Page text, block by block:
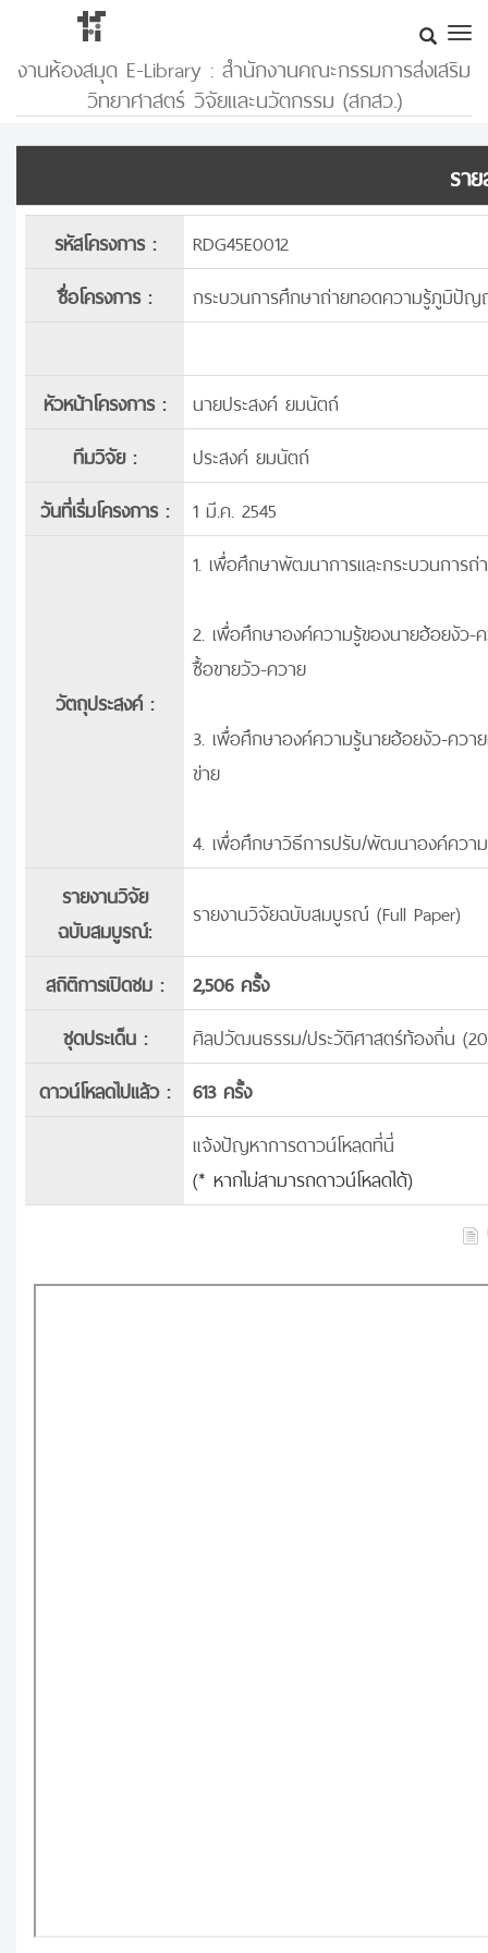
งานห้องสมุด E-Library : สำนักงานคณะกรรมการส่งเสริม
วิทยาศาสตร์ วิจัยและนวัตกรรม (สกสว.)
รา
รหัสโครงการ :
RDG45E0012
ชื่อโครงการ :
กระบวนการศึกษาถ่ายทอดความรู้ภูมิปั
หัวหน้าโครงการ :
นายประสงค์ ยมนัตถ์
ทีมวิจัย :
ประสงค์ ยมนัตถ์
วันที่เริ่มโครงการ :
1 มี.ค. 2545
วัตถุประสงค์ :
1. เพื่อศึกษาพัฒนาการและกระบวนการ
2. เพื่อศึกษาองค์ความรู้ของนายฮ้อยงัว-
ซื้อขายวัว-ควาย
3. เพื่อศึกษาองค์ความรู้นายฮ้อยงัว-คว
ข่าย
4. เพื่อศึกษาวิธีการปรับ/พัฒนาองค์ควา
รายงานวิจัย
ฉบับสมบูรณ์:
รายงานวิจัยฉบับสมบูรณ์ (Full Paper)
สถิติการเปิดชม :
2,506 ครั้ง
ชุดประเด็น :
ศิลปวัฒนธรรม/ประวัติศาสตร์ท้องถิ่น
ดาวน์โหลดไปแล้ว :
613 ครั้ง
แจ้งปัญหาการดาวน์โหลดที่นี่
(* หากไม่สามารถดาวน์โหลดได้)